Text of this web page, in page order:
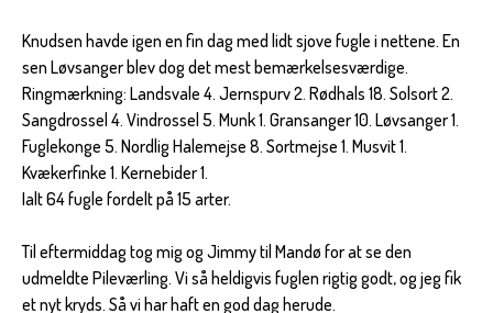
Knudsen havde igen en fin dag med lidt sjove fugle i nettene. En
sen Løvsanger blev dog det mest bemærkelsesværdige.
Ringmærkning: Landsvale 4. Jernspurv 2. Rødhals 18. Solsort 2.
Sangdrossel 4. Vindrossel 5. Munk 1. Gransanger 10. Løvsanger 1.
Fuglekonge 5. Nordlig Halemejse 8. Sortmejse 1. Musvit 1.
Kvækerfinke 1. Kernebider 1.
Ialt 64 fugle fordelt på 15 arter.
Til eftermiddag tog mig og Jimmy til Mandø for at se den
udmeldte Pileværling. Vi så heldigvis fuglen rigtig godt, og jeg fik
et nyt kryds. Så vi har haft en god dag herude.